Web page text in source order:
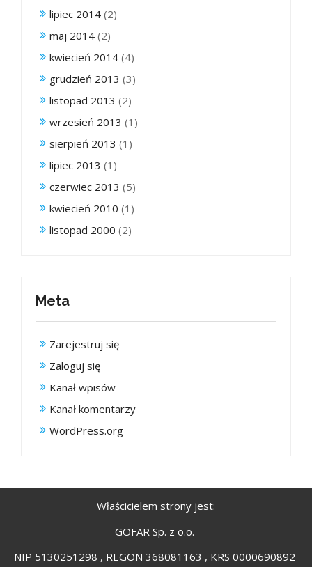
lipiec 2014 (2)
maj 2014 (2)
kwiecień 2014 (4)
grudzień 2013 (3)
listopad 2013 (2)
wrzesień 2013 (1)
sierpień 2013 (1)
lipiec 2013 (1)
czerwiec 2013 (5)
kwiecień 2010 (1)
listopad 2000 (2)
Meta
Zarejestruj się
Zaloguj się
Kanał wpisów
Kanał komentarzy
WordPress.org
Właścicielem strony jest:
GOFAR Sp. z o.o.
NIP 5130251298 , REGON 368081163 , KRS 0000690892